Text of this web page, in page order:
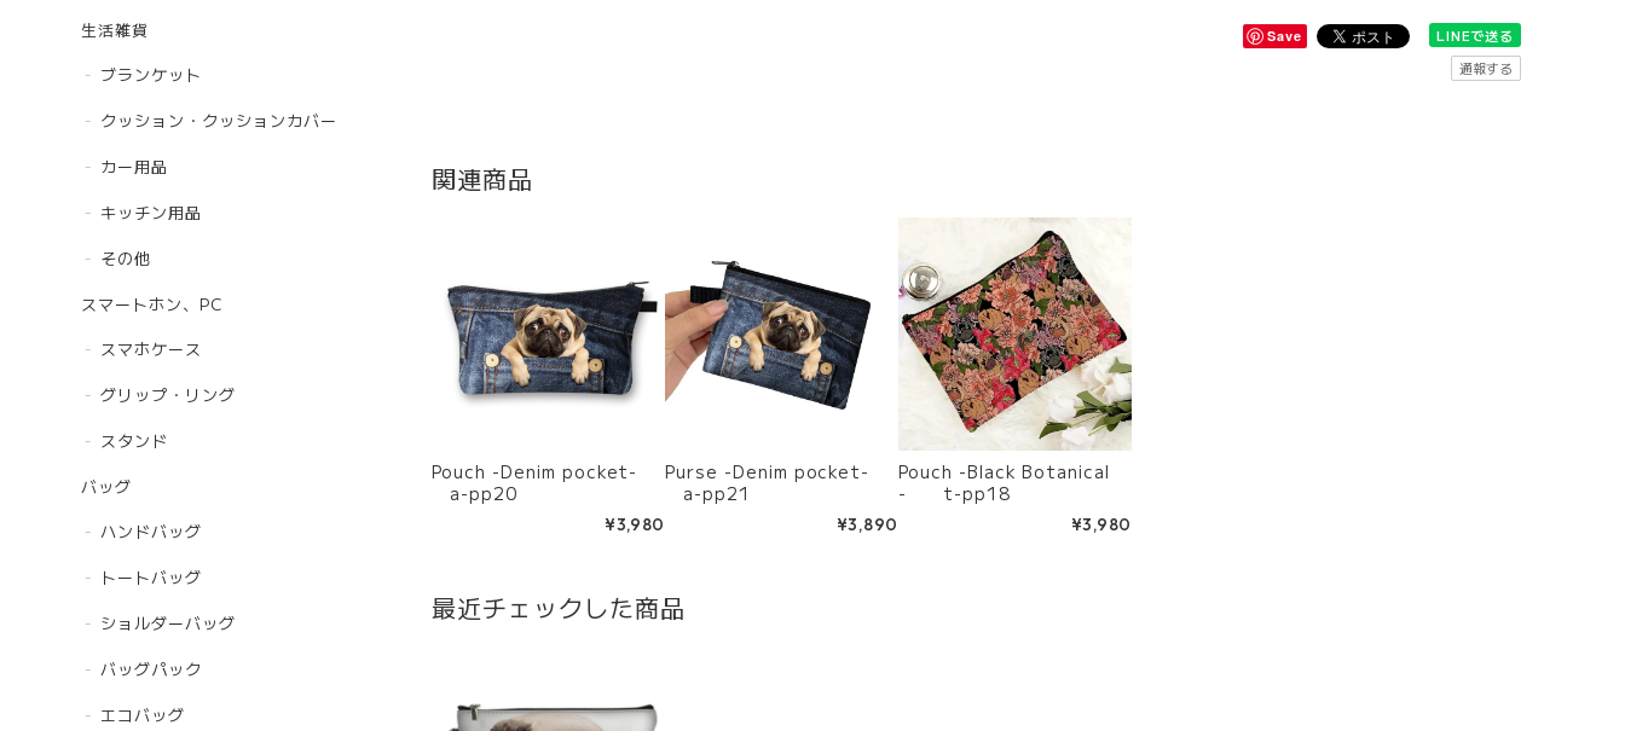
生活雑貨
ブランケット
クッション・クッションカバー
カー用品
キッチン用品
その他
スマートホン、PC
スマホケース
グリップ・リング
スタンド
バッグ
ハンドバッグ
トートバッグ
ショルダーバッグ
バッグパック
エコバッグ
Save
LINEで送る
通報する
関連商品
Pouch -Denim pocket-
a-pp20
¥3,980
Purse -Denim pocket-
a-pp21
¥3,890
Pouch -Black Botanical
- t-pp18
¥3,980
最近チェックした商品